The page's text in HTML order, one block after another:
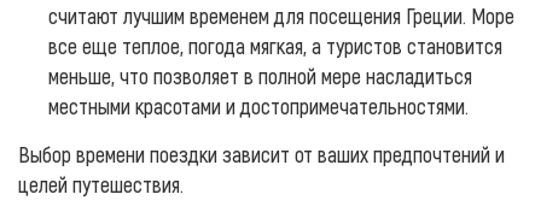
считают лучшим временем для посещения Греции. Море
все еще теплое, погода мягкая, а туристов становится
меньше, что позволяет в полной мере насладиться
местными красотами и достопримечательностями.
Выбор времени поездки зависит от ваших предпочтений и
целей путешествия.